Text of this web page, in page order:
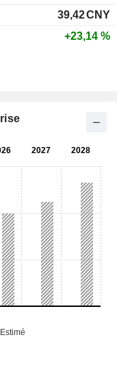
39,42CNY
+23,14 %